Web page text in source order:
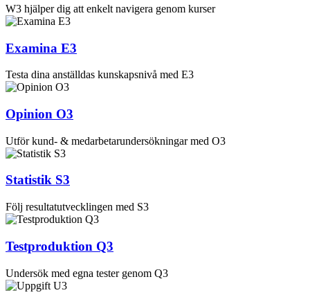
W3 hjälper dig att enkelt navigera genom kurser
Examina E3
Testa dina anställdas kunskapsnivå med E3
Opinion O3
Utför kund- & medarbetarundersökningar med O3
Statistik S3
Följ resultatutvecklingen med S3
Testproduktion Q3
Undersök med egna tester genom Q3